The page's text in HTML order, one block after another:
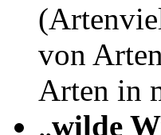
von
Arten in
„wilde